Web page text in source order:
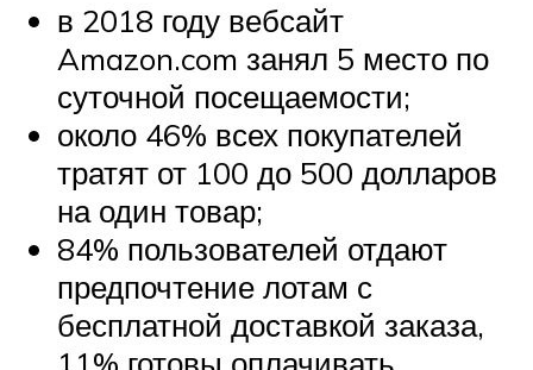
в 2018 году вебсайт
Amazon.com занял 5 место по
суточной посещаемости;
около 46% всех покупателей
тратят от 100 до 500 долларов
на один товар;
84% пользователей отдают
предпочтение лотам с
бесплатной доставкой заказа,